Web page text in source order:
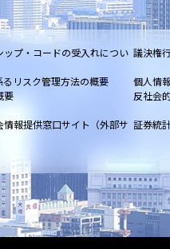
プ・コードの受入れについ 議決権
リスク管理方法の概要 個人情
要
反社会
報提供窓口サイト（外部サ 証券統